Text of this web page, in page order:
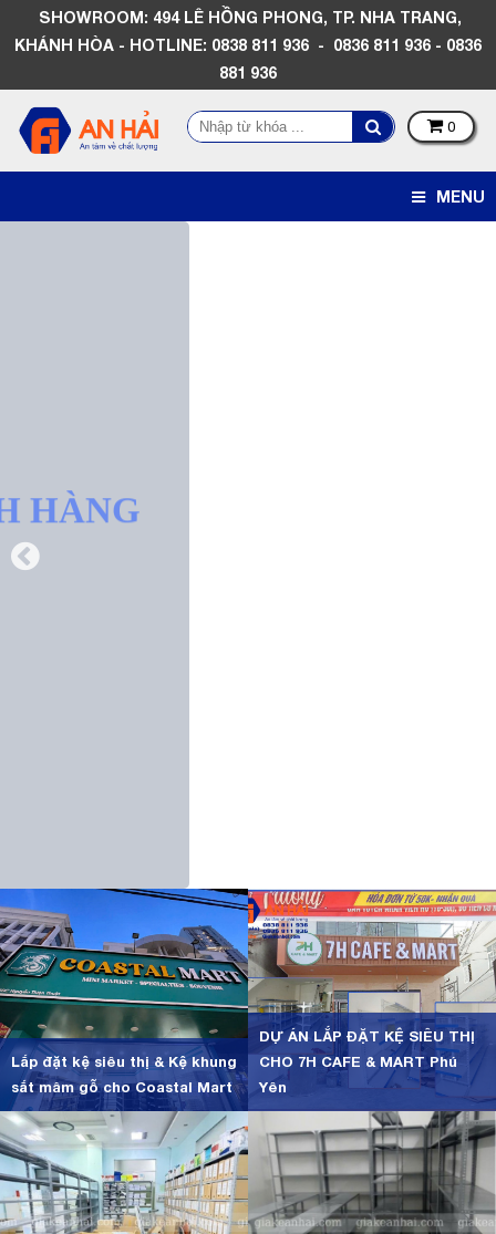
SHOWROOM: 494 LÊ HỒNG PHONG, TP. NHA TRANG,
KHÁNH HÒA - HOTLINE: 0838 811 936 - 0836 811 936 - 0836
881 936
0
MENU
Lắp đặt kệ siêu thị & Kệ khung
sắt mâm gỗ cho Coastal Mart
DỰ ÁN LẮP ĐẶT KỆ SIÊU THỊ
CHO 7H CAFE & MART Phú
Yên